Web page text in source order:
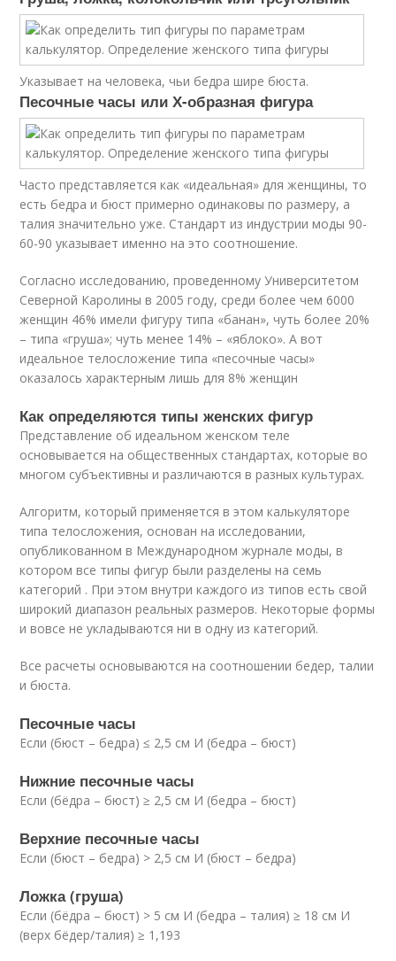
Указывает на человека, чьи бедра шире бюста.
Песочные часы или Х-образная фигура
Часто представляется как «идеальная» для женщины, то
есть бедра и бюст примерно одинаковы по размеру, а
талия значительно уже. Стандарт из индустрии моды 90-
60-90 указывает именно на это соотношение.
Согласно исследованию, проведенному Университетом
Северной Каролины в 2005 году, среди более чем 6000
женщин 46% имели фигуру типа «банан», чуть более 20%
– типа «груша»; чуть менее 14% – «яблоко». А вот
идеальное телосложение типа «песочные часы»
оказалось характерным лишь для 8% женщин
Как определяются типы женских фигур
Представление об идеальном женском теле
основывается на общественных стандартах, которые во
многом субъективны и различаются в разных культурах.
Алгоритм, который применяется в этом калькуляторе
типа телосложения, основан на исследовании,
опубликованном в Международном журнале моды, в
котором все типы фигур были разделены на семь
категорий . При этом внутри каждого из типов есть свой
широкий диапазон реальных размеров. Некоторые формы
и вовсе не укладываются ни в одну из категорий.
Все расчеты основываются на соотношении бедер, талии
и бюста.
Песочные часы
Если (бюст – бедра) ≤ 2,5 см И (бедра – бюст)
Нижние песочные часы
Если (бёдра – бюст) ≥ 2,5 см И (бедра – бюст)
Верхние песочные часы
Если (бюст – бедра) > 2,5 см И (бюст – бедра)
Ложка (груша)
Если (бёдра – бюст) > 5 см И (бедра – талия) ≥ 18 см И
(верх бёдер/талия) ≥ 1,193